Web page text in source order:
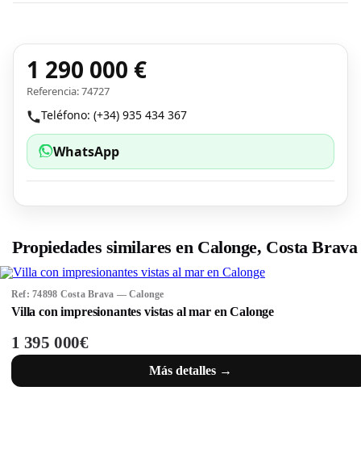
1 290 000 €
Referencia: 74727
Teléfono: (+34) 935 434 367
WhatsApp
Propiedades similares en Calonge, Costa Brava
Ref: 74898 Costa Brava — Calonge
Villa con impresionantes vistas al mar en Calonge
1 395 000€
Más detalles →